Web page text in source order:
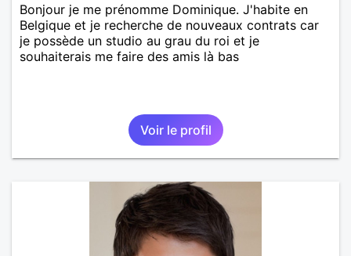
Bonjour je me prénomme Dominique. J'habite en
Belgique et je recherche de nouveaux contrats car
je possède un studio au grau du roi et je
souhaiterais me faire des amis là bas
Voir le profil